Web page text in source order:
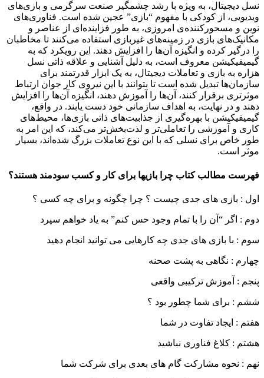
نسل دیجیتال، به ویژه با رشد چشمگیر صنعت سرگرمی و بازی‌های
ویدیویی، از کودکی با مفهوم “بازی” عجین شده است. فناوری‌های
نوین و مسحورکننده‌ی امروزی، به طور فزاینده‌ای از عناصر و
مکانیک‌های بازی در زمینه‌های غیربازی استفاده می‌کنند تا مخاطبان
را درگیر کرده و انگیزه آن‌ها را افزایش دهند. این رویکرد که به
گیمیفیکیشن معروف است، به دلیل آشنایی و علاقه ذاتی نسل
هزاره به بازی و تعاملات دیجیتال، به یک ابزار قدرتمند برای
سازمان‌ها تبدیل شده است تا بتوانند با این نیروی کار جوان ارتباط
موثرتری برقرار کنند، آن‌ها را آموزش دهند، انگیزه آن‌ها را افزایش
دهند و در نهایت، به اهداف سازمانی خود دست یابند. در واقع،
گیمیفیکیشن با بهره‌گیری از جذابیت‌های ذاتی بازی‌ها، محیط‌های
کاری و آموزشی را تعاملی‌تر و لذت‌بخش‌تر می‌کند، که این امر به
طور خاص برای نسلی که با این نوع تعاملات بزرگ شده‌اند، بسیار
موثر است.
فهرست مطالب کتاب چرا بازیها برای کار و کسب سودمند هستند؟
اول : بازی های جدی چیست ؟ چرا چگونه و برای چه کسی ؟
دوم : اگر “آن را با تمام وجود حس کنم” به یاد خواهم سپرد
سوم : با بازی های جدی چه کارهایی می توانید انجام دهید
چهارم : نگاهی به پشت صحنه
پنجم : آموزش ترکیبی واقعی
ششم : برای شما چطور بود ؟
هفتم : ایجاد تفاوت در شما
هشتم : کلاغ فناوری نباشید
نهم : نحوه مشارکت گام های بعدی برای شرکت شما